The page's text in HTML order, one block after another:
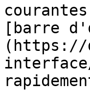
[barre
(https://